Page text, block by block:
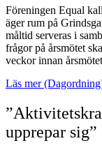
Föreningen Equal
äger rum på
måltid serveras i
frågor på årsmötet
veckor innan
Läs mer
upprepar sig”